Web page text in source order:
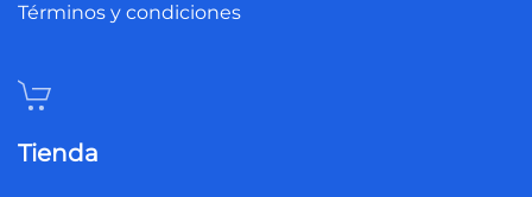
Términos y condiciones
Tienda